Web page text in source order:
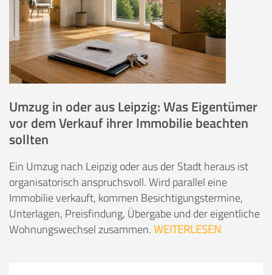
Umzug in oder aus Leipzig: Was Eigentümer
vor dem Verkauf ihrer Immobilie beachten
sollten
Ein Umzug nach Leipzig oder aus der Stadt heraus ist
organisatorisch anspruchsvoll. Wird parallel eine
Immobilie verkauft, kommen Besichtigungstermine,
Unterlagen, Preisfindung, Übergabe und der eigentliche
Wohnungswechsel zusammen.WEITERLESEN